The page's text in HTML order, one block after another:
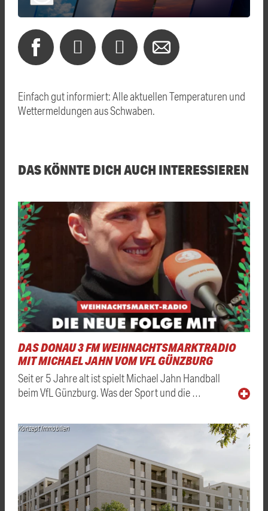
Einfach gut informiert: Alle aktuellen Temperaturen und
Wettermeldungen aus Schwaben.
DAS KÖNNTE DICH AUCH INTERESSIEREN
DAS DONAU 3 FM WEIHNACHTSMARKTRADIO
MIT MICHAEL JAHN VOM VFL GÜNZBURG
Seit er 5 Jahre alt ist spielt Michael Jahn Handball
beim VfL Günzburg. Was der Sport und die …
Konzept Immobilien